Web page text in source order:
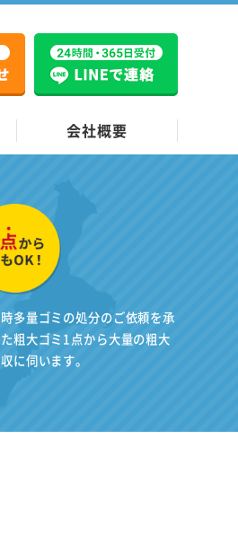
会社概要
多量ゴミの処分のご依頼を承
粗大ゴミ1点から大量の粗大
に伺います。